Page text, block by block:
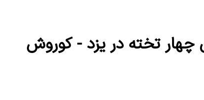
چهار تخته در یزد - کوروش